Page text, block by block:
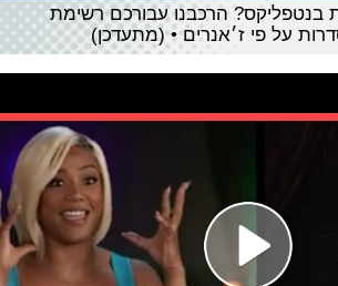
הרכבנו עבורכם רשימת
על פי ז׳אנרים • (מתעדכן)